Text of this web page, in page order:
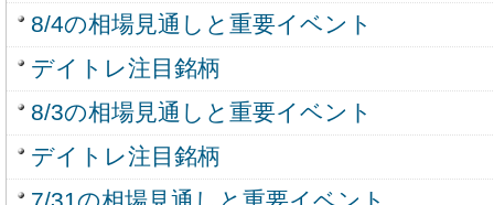
8/4の相場見通しと重要イベント
デイトレ注目銘柄
8/3の相場見通しと重要イベント
デイトレ注目銘柄